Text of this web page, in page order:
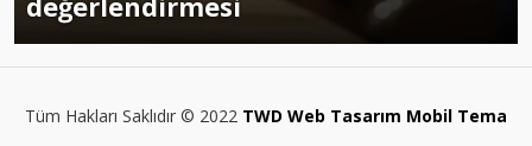
Tüm Hakları Saklıdır © 2022 TWD Web Tasarım Mobil Tema